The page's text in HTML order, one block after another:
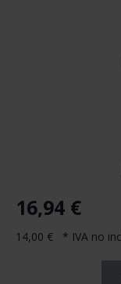
16,94 €
14,00 € * IVA no